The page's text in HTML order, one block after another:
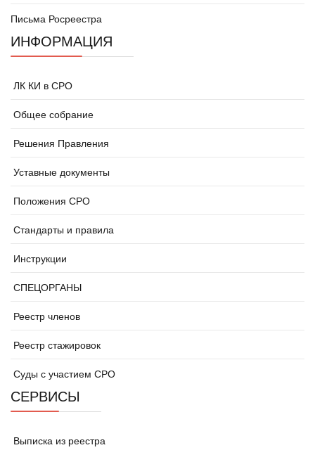
Письма Росреестра
ИНФОРМАЦИЯ
ЛК КИ в СРО
Общее собрание
Решения Правления
Уставные документы
Положения СРО
Стандарты и правила
Инструкции
СПЕЦОРГАНЫ
Реестр членов
Реестр стажировок
Суды с участием СРО
СЕРВИСЫ
Выписка из реестра